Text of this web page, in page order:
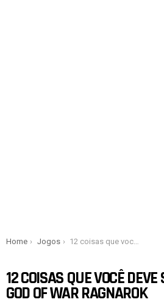
You are here:
Home Jogos 12 coisas que você deve saber sobre God of War Ragnarok
12 COISAS QUE VOCÊ
GOD OF WAR RAGNAROK